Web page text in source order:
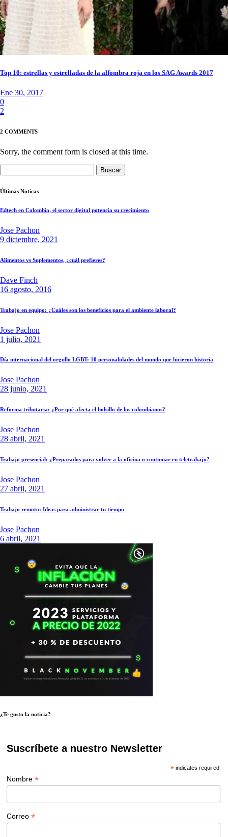
Top 10: estrellas y estrelladas de la alfombra roja en los SAG Awards 2017
Ene 30, 2017
0
2
2 COMMENTS
Sorry, the comment form is closed at this time.
Últimas Noticas
Edtech en Colombia, el sector digital potencia su crecimiento
Jose Pachon
9 diciembre, 2021
Alimentos vs Suplementos, ¿cuál prefieres?
Dave Finch
16 agosto, 2016
Trabajo en equipo: ¿Cuáles son los beneficios para el ambiente laboral?
Jose Pachon
1 julio, 2021
Día internacional del orgullo LGBT: 10 personalidades del mundo que hicieron historia
Jose Pachon
28 junio, 2021
Reforma tributaria: ¿Por qué afecta el bolsillo de los colombianos?
Jose Pachon
28 abril, 2021
Trabajo presencial: ¿Preparados para volver a la oficina o continuar en teletrabajo?
Jose Pachon
27 abril, 2021
Trabajo remoto: Ideas para administrar tu tiempo
Jose Pachon
6 abril, 2021
¿Te gusto la noticia?
Suscríbete a nuestro Newsletter
*indicates required
Nombre*
Correo*